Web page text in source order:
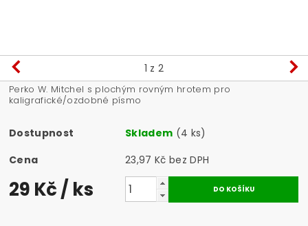
1 z 2
Perko W. Mitchel s plochým rovným hrotem pro
kaligrafické/ozdobné písmo
Dostupnost Skladem (4 ks)
Cena
23,97 Kč bez DPH
29 Kč/ ks